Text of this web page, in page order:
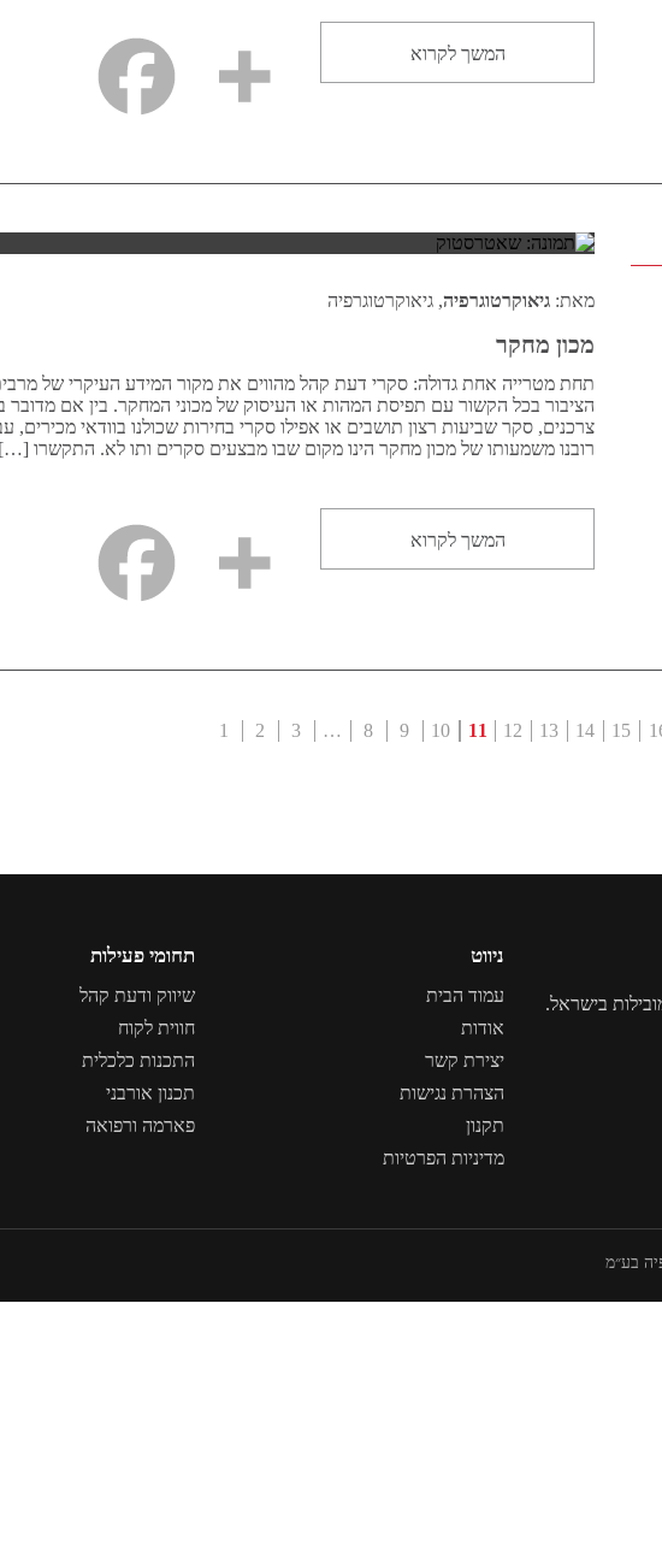
המשך לקרוא
מאת: גיאוקרטוגרפיה, גיאוקרטוגרפיה
מכון מחקר
תחת מטרייה אחת גדולה: סקרי דעת קהל מהווים את מקור המידע העיקרי של
הציבור בכל הקשור עם תפיסת המהות או העיסוק של מכוני המחקר. בין אם מדובר
צרכנים, סקר שביעות רצון תושבים או אפילו סקרי בחירות שכולנו בוודאי מכירים,
רובנו משמעותו של מכון מחקר הינו מקום שבו מבצעים סקרים ותו לא. התקשרו […]
המשך לקרוא
1 2 3 … 8 9 10 11 12 13 14 15
בישראל.
ניווט
עמוד הבית
אודות
יצירת קשר
הצהרת נגישות
תקנון
מדיניות הפרטיות
תחומי פעילות
שיווק ודעת קהל
חווית לקוח
התכנות כלכלית
תכנון אורבני
פארמה ורפואה
בע״מ